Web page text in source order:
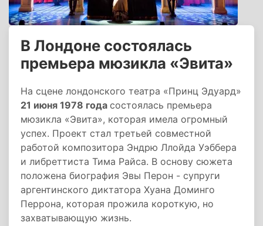
В Лондоне состоялась
премьера мюзикла «Эвита»
На сцене лондонского театра «Принц Эдуард»
21 июня 1978 года состоялась премьера
мюзикла «Эвита», которая имела огромный
успех. Проект стал третьей совместной
работой композитора Эндрю Ллойда Уэббера
и либреттиста Тима Райса. В основу сюжета
положена биография Эвы Перон - супруги
аргентинского диктатора Хуана Доминго
Перрона, которая прожила короткую, но
захватывающую жизнь.